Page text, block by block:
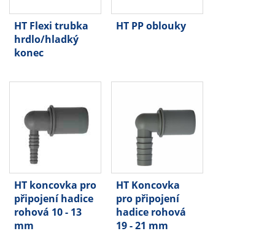
HT Flexi trubka
hrdlo/hladký
konec
HT PP oblouky
HT koncovka pro
připojení hadice
rohová 10 - 13
mm
HT Koncovka
pro připojení
hadice rohová
19 - 21 mm